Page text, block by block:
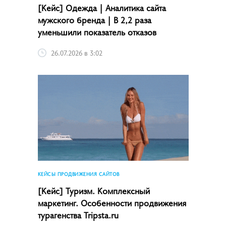
[Кейс] Одежда | Аналитика сайта
мужского бренда | В 2,2 раза
уменьшили показатель отказов
26.07.2026 в 3:02
КЕЙСЫ ПРОДВИЖЕНИЯ САЙТОВ
[Кейс] Туризм. Комплексный
маркетинг. Особенности продвижения
турагенства Tripsta.ru